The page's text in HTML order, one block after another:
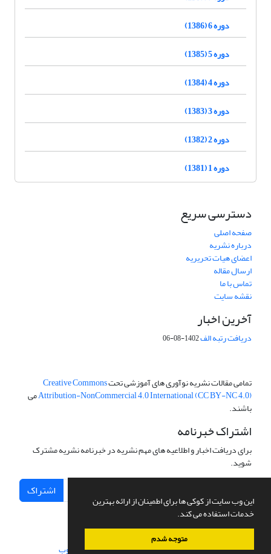
این وب سایت از کوکی ها برای اطمینان از ارائه بهترین
خدمات استفاده می کند.
متوجه شدم
دوره 6 (1386)
دوره 5 (1385)
دوره 4 (1384)
دوره 3 (1383)
دوره 2 (1382)
دوره 1 (1381)
دسترسی سریع
صفحه اصلی
درباره نشریه
اعضای هیات تحریریه
ارسال مقاله
تماس با ما
نقشه سایت
آخرین اخبار
دریافت رتبه الف1402-08-06
تمامی مقالات نشریه نوآوری های آموزشی تحتCreative Commons
Attribution-NonCommercial 4.0 International (CC BY-NC 4.0)می
باشند.
اشتراک خبرنامه
برای دریافت اخبار و اطلاعیه های مهم نشریه در خبرنامه نشریه مشترک
شوید.
اشتراک
سامانه مدیریت نشریات علمی.طراحی و پیاده سازی از سیناوب